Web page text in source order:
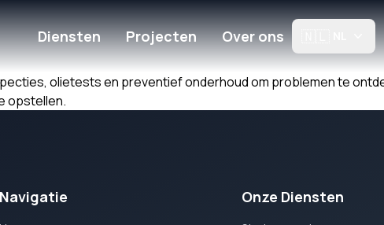
Diensten Projecten Over ons
olietests en preventief onderhoud om problemen te
opstellen.
Navigatie Onze Diensten